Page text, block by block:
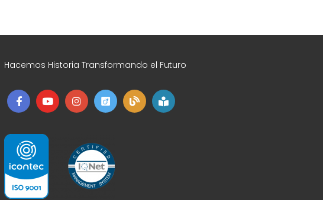
Hacemos Historia Transformando el Futuro